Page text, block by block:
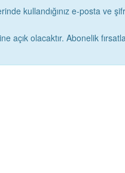
Abonelik fırsatları